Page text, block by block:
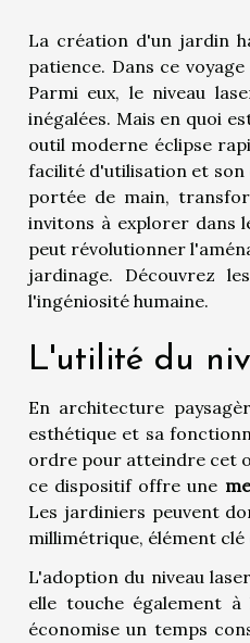
La création d'un jardin
patience. Dans ce
Parmi eux, le niveau
inégalées. Mais en quoi
outil moderne éclipse
facilité d'utilisation et son
portée de main,
invitons à explorer dans
peut révolutionner
jardinage. Découvrez
l'ingéniosité humaine.
L'utilité du
En architecture
esthétique et sa
ordre pour atteindre cet
ce dispositif offre une
Les jardiniers peuvent
millimétrique, élément
L'adoption du niveau
elle touche également à
économise un temps